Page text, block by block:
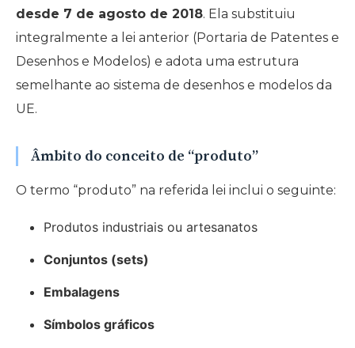
desde 7 de agosto de 2018. Ela substituiu
integralmente a lei anterior (Portaria de Patentes e
Desenhos e Modelos) e adota uma estrutura
semelhante ao sistema de desenhos e modelos da
UE.
Âmbito do conceito de “produto”
O termo “produto” na referida lei inclui o seguinte:
Produtos industriais ou artesanatos
Conjuntos (sets)
Embalagens
Símbolos gráficos